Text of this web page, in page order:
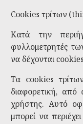
Cookies τρίτων
Κατά την
φυλλομετρητές
να δέχονται
Τα cookies
διαφορετική, από
χρήστης. Αυτό
μπορεί να